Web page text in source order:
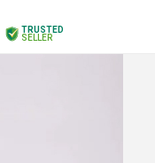
TRUSTED
SELLER